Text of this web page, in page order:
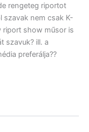
rengeteg riportot
szavak nem csak K-
riport show műsor is
szavuk? ill. a
preferálja??